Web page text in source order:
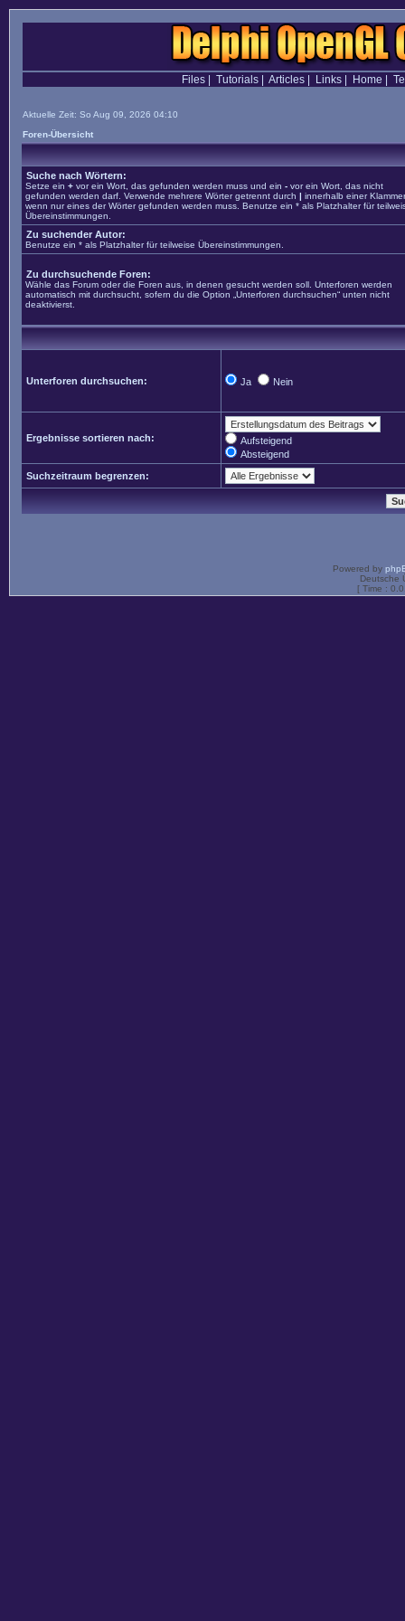
Files| Tutorials| Articles| Links| Home
Aktuelle Zeit: So Aug 09, 2026 04:10
Foren-Übersicht
Suche nach Wörtern:
Setze ein + vor ein Wort, das gefunden werden muss und ein - vor ein Wort, das nicht
gefunden werden darf. Verwende mehrere Wörter getrennt durch | innerhalb einer
wenn nur eines der Wörter gefunden werden muss. Benutze ein * als Platzhalter für
Übereinstimmungen.
Zu suchender Autor:
Benutze ein * als Platzhalter für teilweise Übereinstimmungen.
Zu durchsuchende Foren:
Wähle das Forum oder die Foren aus, in denen gesucht werden soll. Unterforen werden
automatisch mit durchsucht, sofern du die Option „Unterforen durchsuchen“ unten nicht
deaktivierst.
Unterforen durchsuchen: Ja Nein
Ergebnisse sortieren nach:
Aufsteigend
Absteigend
Suchzeitraum begrenzen:
Powered by
Deutsche
[ Time :